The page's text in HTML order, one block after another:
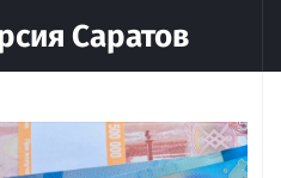
СаратовАРХИВ